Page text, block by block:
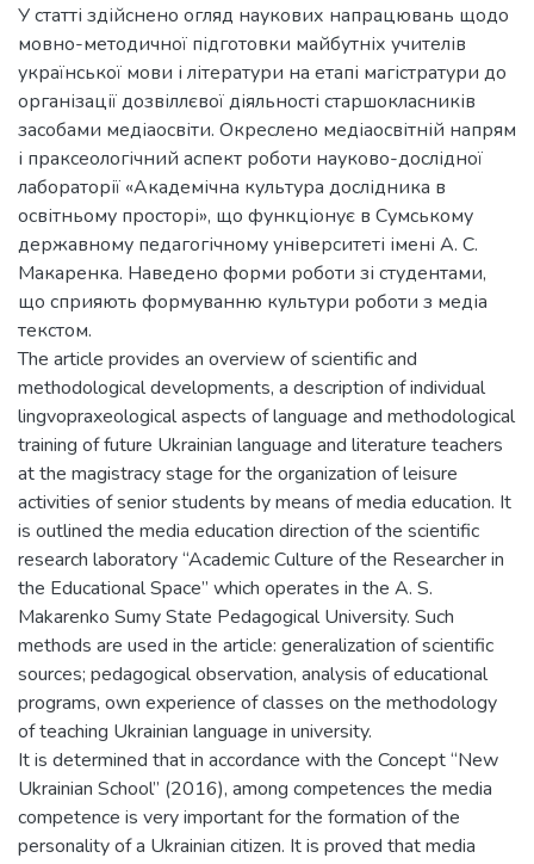
У статті здійснено огляд наукових напрацювань щодо
мовно-методичної підготовки майбутніх учителів
української мови і літератури на етапі магістратури до
організації дозвіллєвої діяльності старшокласників
засобами медіаосвіти. Окреслено медіаосвітній напрям
і праксеологічний аспект роботи науково-дослідної
лабораторії «Академічна культура дослідника в
освітньому просторі», що функціонує в Сумському
державному педагогічному університеті імені А. С.
Макаренка. Наведено форми роботи зі студентами,
що сприяють формуванню культури роботи з медіа
текстом.
The article provides an overview of scientific and
methodological developments, a description of individual
lingvopraxeological aspects of language and methodological
training of future Ukrainian language and literature teachers
at the magistracy stage for the organization of leisure
activities of senior students by means of media education. It
is outlined the media education direction of the scientific
research laboratory “Academic Culture of the Researcher in
the Educational Space” which operates in the A. S.
Makarenko Sumy State Pedagogical University. Such
methods are used in the article: generalization of scientific
sources; pedagogical observation, analysis of educational
programs, own experience of classes on the methodology
of teaching Ukrainian language in university.
It is determined that in accordance with the Concept “New
Ukrainian School” (2016), among competences the media
competence is very important for the formation of the
personality of a Ukrainian citizen. It is proved that media